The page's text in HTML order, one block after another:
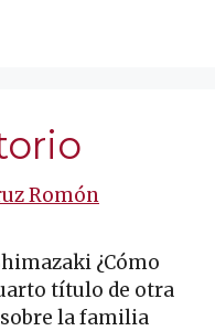
Romón
¿Cómo
título de otra
la familia